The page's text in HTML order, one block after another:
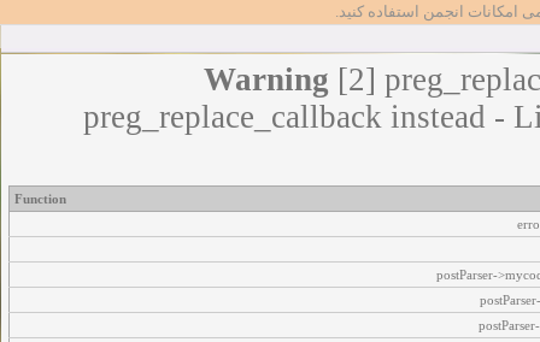
امکانات انجمن استفاده کنید.
Warning [2]
preg_replace_callback instead -
Function
postParser-